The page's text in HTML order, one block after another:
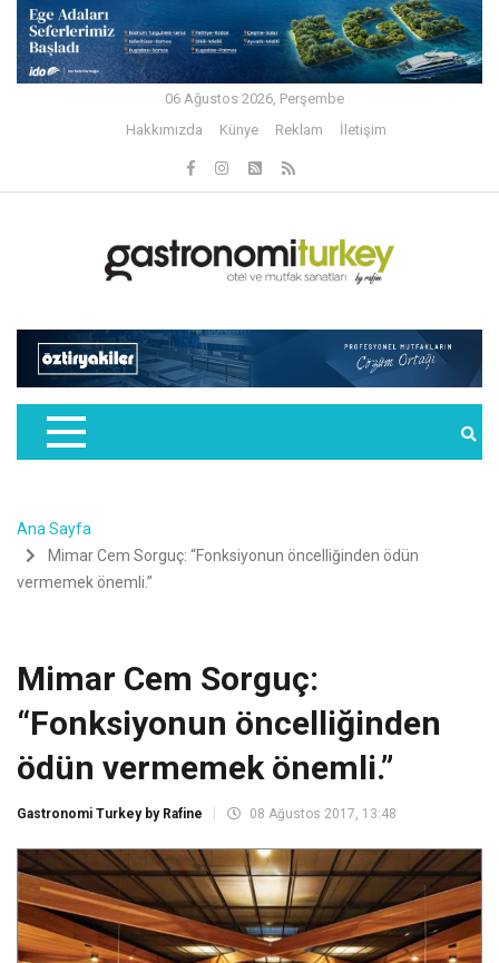
06 Ağustos 2026, Perşembe
Hakkımızda
Künye Reklam İletişim
Ana Sayfa
Mimar Cem Sorguç: “Fonksiyonun öncelliğinden ödün
vermemek önemli.”
Mimar Cem Sorguç:
“Fonksiyonun öncelliğinden
ödün vermemek önemli.”
Gastronomi Turkey by Rafine 08 Ağustos 2017, 13:48